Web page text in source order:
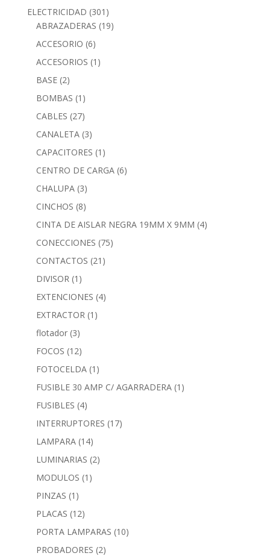
ELECTRICIDAD (301)
ABRAZADERAS (19)
ACCESORIO (6)
ACCESORIOS (1)
BASE (2)
BOMBAS (1)
CABLES (27)
CANALETA (3)
CAPACITORES (1)
CENTRO DE CARGA (6)
CHALUPA (3)
CINCHOS (8)
CINTA DE AISLAR NEGRA 19MM X 9MM (4)
CONECCIONES (75)
CONTACTOS (21)
DIVISOR (1)
EXTENCIONES (4)
EXTRACTOR (1)
flotador (3)
FOCOS (12)
FOTOCELDA (1)
FUSIBLE 30 AMP C/ AGARRADERA (1)
FUSIBLES (4)
INTERRUPTORES (17)
LAMPARA (14)
LUMINARIAS (2)
MODULOS (1)
PINZAS (1)
PLACAS (12)
PORTA LAMPARAS (10)
PROBADORES (2)